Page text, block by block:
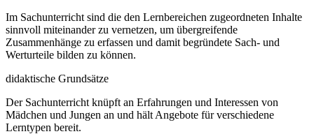
Im Sachunterricht sind die den Lernbereichen zugeordneten Inhalte
sinnvoll miteinander zu vernetzen, um übergreifende
Zusammenhänge zu erfassen und damit begründete Sach- und
Werturteile bilden zu können.
didaktische Grundsätze
Der Sachunterricht knüpft an Erfahrungen und Interessen von
Mädchen und Jungen an und hält Angebote für verschiedene
Lerntypen bereit.